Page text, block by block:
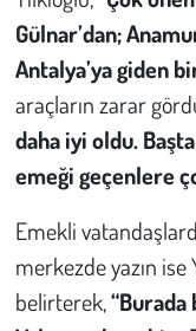
Gülnar’dan;
Antalya’ya giden
araçların zarar
daha iyi oldu.
emeği geçenlere
Emekli
merkezde yazın
belirterek,